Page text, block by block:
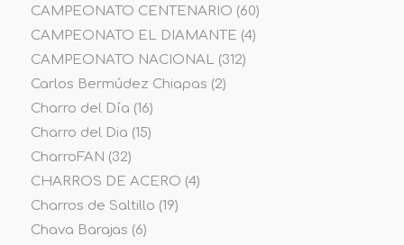
CAMPEONATO CENTENARIO (60)
CAMPEONATO EL DIAMANTE (4)
CAMPEONATO NACIONAL(312)
Carlos Bermúdez Chiapas (2)
Charro del Día (16)
Charro del Dia (15)
CharroFAN (32)
CHARROS DE ACERO (4)
Charros de Saltillo (19)
Chava Barajas (6)